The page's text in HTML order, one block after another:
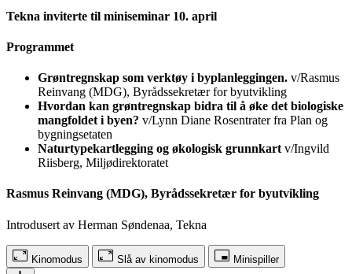
Tekna inviterte til miniseminar 10. april
Programmet
Grøntregnskap som verktøy i byplanleggingen. v/Rasmus
Reinvang (MDG), Byrådssekretær for byutvikling
Hvordan kan grøntregnskap bidra til å øke det biologiske
mangfoldet i byen? v/Lynn Diane Rosentrater fra Plan og
bygningsetaten
Naturtypekartlegging og økologisk grunnkart v/Ingvild
Riisberg, Miljødirektoratet
Rasmus Reinvang (MDG), Byrådssekretær for byutvikling
Introdusert av Herman Søndenaa, Tekna
Kinomodus Slå av kinomodus Minispiller